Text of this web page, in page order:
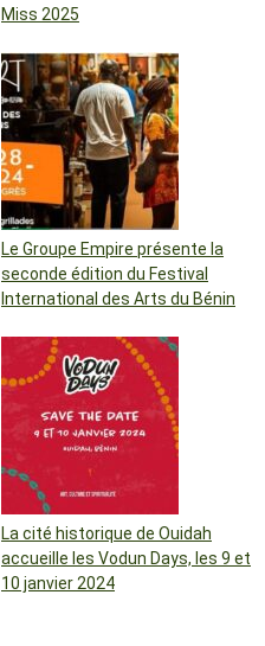
Miss 2025
Le Groupe Empire présente la
seconde édition du Festival
International des Arts du Bénin
La cité historique de Ouidah
accueille les Vodun Days, les 9 et
10 janvier 2024